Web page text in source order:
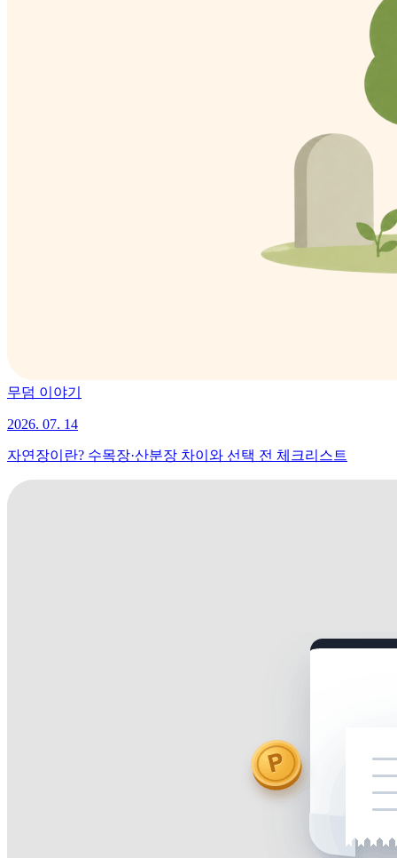
무덤 이야기
2026. 07. 14
자연장이란? 수목장·산분장 차이와 선택 전 체크리스트